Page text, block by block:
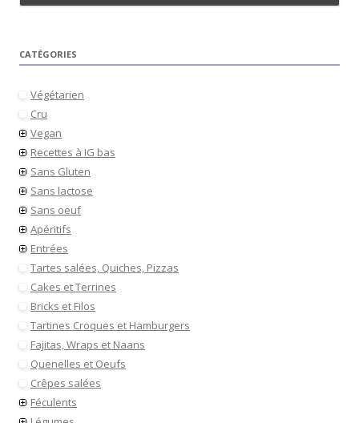
CATÉGORIES
Végétarien
Cru
Vegan
Recettes à IG bas
Sans Gluten
Sans lactose
Sans oeuf
Apéritifs
Entrées
Tartes salées, Quiches, Pizzas
Cakes et Terrines
Bricks et Filos
Tartines Croques et Hamburgers
Fajitas, Wraps et Naans
Quenelles et Oeufs
Crêpes salées
Féculents